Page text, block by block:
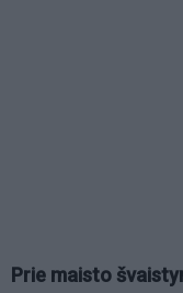
Prie maisto